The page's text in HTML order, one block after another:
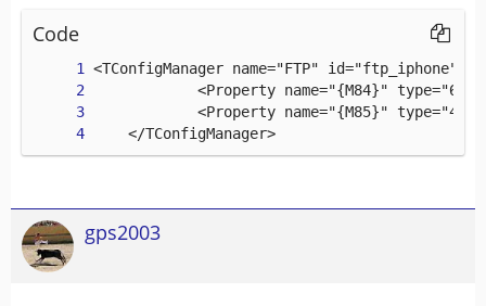
Code
    </TConfigManager>
gps2003